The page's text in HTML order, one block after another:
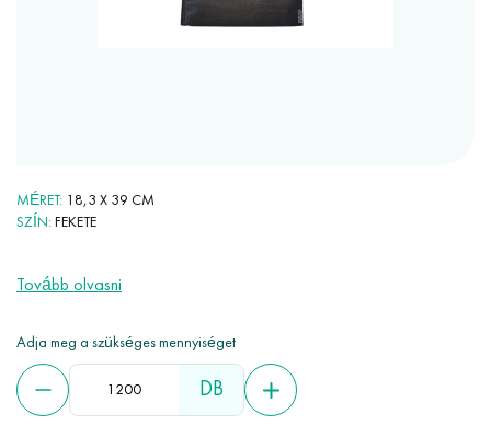
MÉRET
18,3 X 39 CM
SZÍN
FEKETE
Tovább olvasni
Adja meg a szükséges mennyiséget
DB